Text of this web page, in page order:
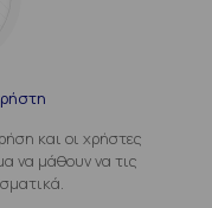
και οι χρήστες
να μάθουν να τις